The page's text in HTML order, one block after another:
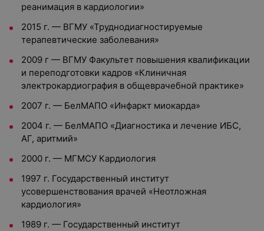
реанимация в кардиологии»
2015 г. — ВГМУ «Труднодиагностируемые
терапевтические заболевания»
2009 г — ВГМУ Факультет повышения квалификации
и переподготовки кадров «Клиничная
электрокардиография в общеврачебной практике»
2007 г. — БелМАПО «Инфаркт миокарда»
2004 г. — БелМАПО «Диагностика и лечение ИБС,
АГ, аритмий»
2000 г. — МГМСУ Кардиология
1997 г. Государственный институт
усовершенствования врачей «Неотложная
кардиология»
1989 г. — Государственный институт